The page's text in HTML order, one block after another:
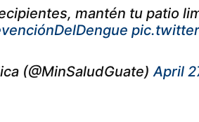
mantén tu patio
(@MinSaludGuate)April